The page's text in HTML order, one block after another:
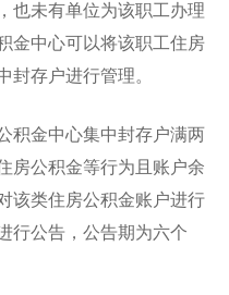
也未有单位为该职工办理
金中心可以将该职工住房
封存户进行管理。
金中心集中封存户满两
房公积金等行为且账户余
该类住房公积金账户进行
行公告，公告期为六个